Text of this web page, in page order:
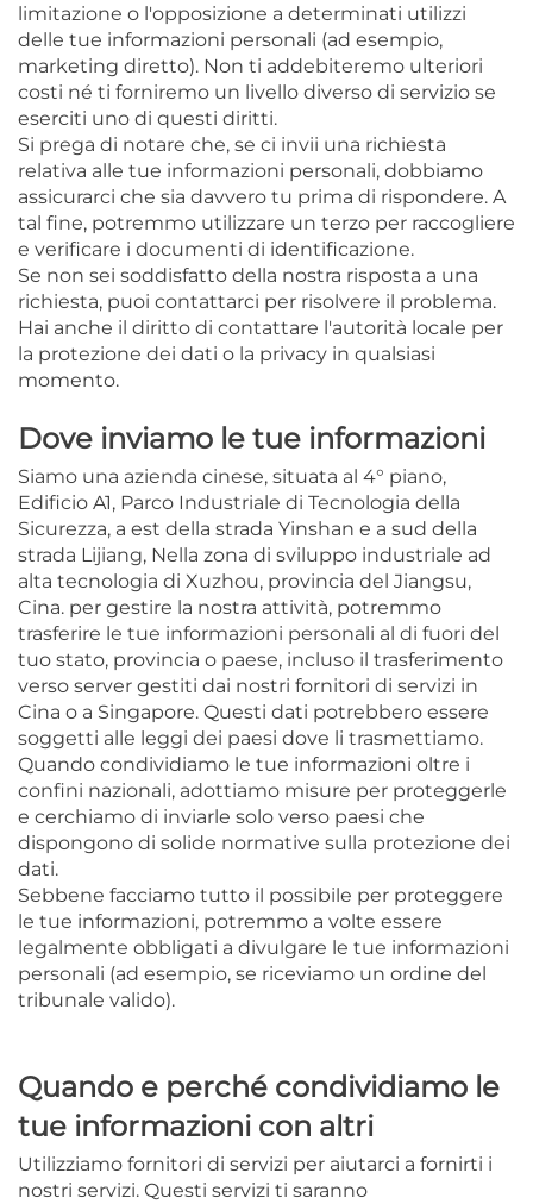
limitazione o l'opposizione a determinati utilizzi
delle tue informazioni personali (ad esempio,
marketing diretto). Non ti addebiteremo ulteriori
costi né ti forniremo un livello diverso di servizio se
eserciti uno di questi diritti.
Si prega di notare che, se ci invii una richiesta
relativa alle tue informazioni personali, dobbiamo
assicurarci che sia davvero tu prima di rispondere. A
tal fine, potremmo utilizzare un terzo per raccogliere
e verificare i documenti di identificazione.
Se non sei soddisfatto della nostra risposta a una
richiesta, puoi contattarci per risolvere il problema.
Hai anche il diritto di contattare l'autorità locale per
la protezione dei dati o la privacy in qualsiasi
momento.
Dove inviamo le tue informazioni
Siamo una azienda cinese, situata al 4° piano,
Edificio A1, Parco Industriale di Tecnologia della
Sicurezza, a est della strada Yinshan e a sud della
strada Lijiang, Nella zona di sviluppo industriale ad
alta tecnologia di Xuzhou, provincia del Jiangsu,
Cina. per gestire la nostra attività, potremmo
trasferire le tue informazioni personali al di fuori del
tuo stato, provincia o paese, incluso il trasferimento
verso server gestiti dai nostri fornitori di servizi in
Cina o a Singapore. Questi dati potrebbero essere
soggetti alle leggi dei paesi dove li trasmettiamo.
Quando condividiamo le tue informazioni oltre i
confini nazionali, adottiamo misure per proteggerle
e cerchiamo di inviarle solo verso paesi che
dispongono di solide normative sulla protezione dei
dati.
Sebbene facciamo tutto il possibile per proteggere
le tue informazioni, potremmo a volte essere
legalmente obbligati a divulgare le tue informazioni
personali (ad esempio, se riceviamo un ordine del
tribunale valido).
Quando e perché condividiamo le
tue informazioni con altri
Utilizziamo fornitori di servizi per aiutarci a fornirti i
nostri servizi. Questi servizi ti saranno